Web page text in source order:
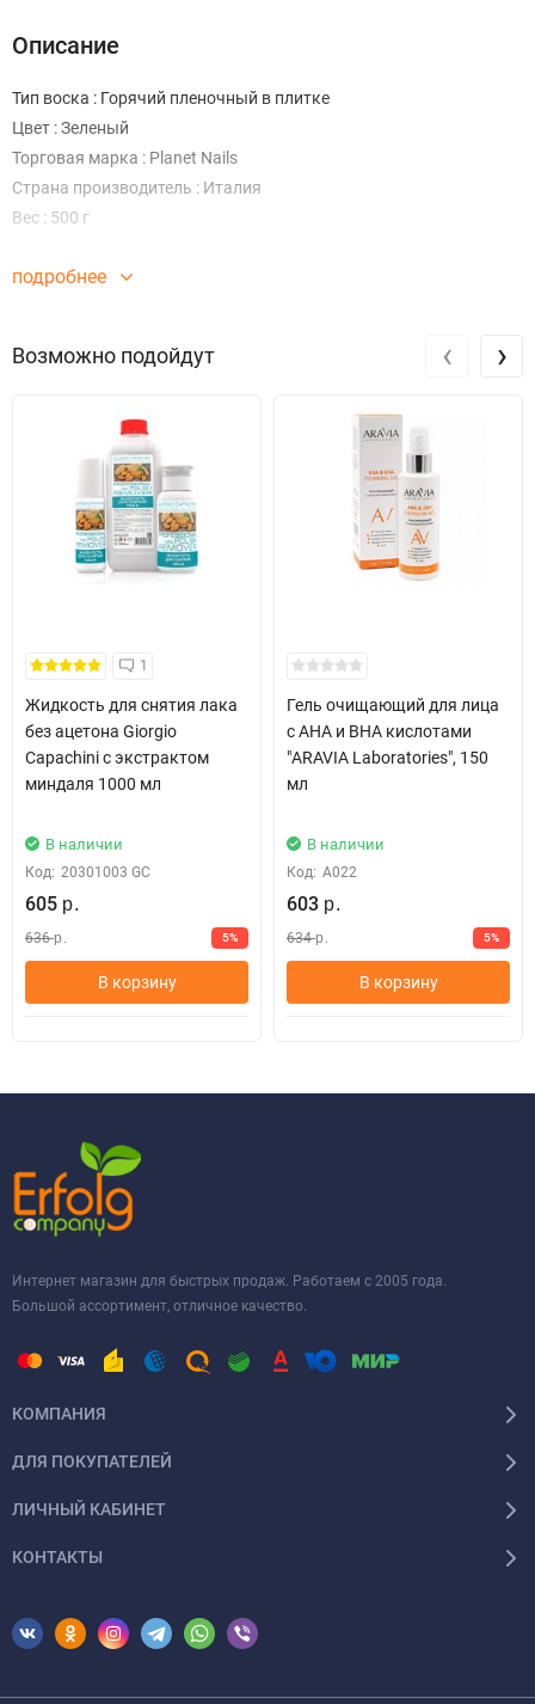
Описание
Тип воска : Горячий пленочный в плитке
Цвет : Зеленый
Торговая марка : Planet Nails
Страна производитель : Италия
Вес : 500 г
подробнее
Возможно подойдут
1
Жидкость для снятия лака
без ацетона Giorgio
Capachini с экстрактом
миндаля 1000 мл
В наличии
Код: 20301003 GC
605 р.
636р. 5%
В корзину
Гель очищающий для лица
с АНА и ВНА кислотами
"ARAVIA Laboratories", 150
мл
В наличии
Код: А022
603 р.
634р. 5%
В корзину
‹ ›
Интернет магазин для быстрых продаж. Работаем с 2005 года.
Большой ассортимент, отличное качество.
КОМПАНИЯ
ДЛЯ ПОКУПАТЕЛЕЙ
ЛИЧНЫЙ КАБИНЕТ
КОНТАКТЫ